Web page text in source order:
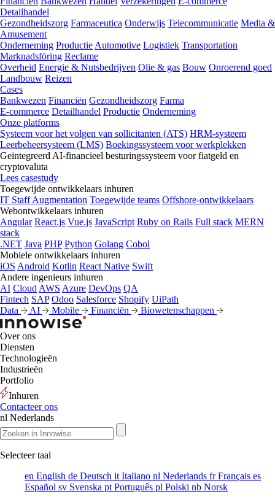
Detailhandel
Gezondheidszorg Farmaceutica Onderwijs Telecommunicatie Media &
Amusement
Onderneming Productie Automotive Logistiek Transportation
Marknadsföring Reclame
Overheid Energie & Nutsbedrijven Olie & gas Bouw Onroerend goed
Landbouw Reizen
Cases
Bankwezen Financiën Gezondheidszorg Farma
E-commerce Detailhandel Productie Onderneming
Onze platforms
Systeem voor het volgen van sollicitanten (ATS) HRM-systeem
Leerbeheersysteem (LMS) Boekingssysteem voor werkplekken
Geïntegreerd AI-financieel besturingssysteem voor fiatgeld en
cryptovaluta
Lees casestudy
Toegewijde ontwikkelaars inhuren
IT Staff Augmentation Toegewijde teams Offshore-ontwikkelaars
Webontwikkelaars inhuren
Angular React.js Vue.js JavaScript Ruby on Rails Full stack MERN
stack
.NET Java PHP Python Golang Cobol
Mobiele ontwikkelaars inhuren
iOS Android Kotlin React Native Swift
Andere ingenieurs inhuren
AI Cloud AWS Azure DevOps QA
Fintech SAP Odoo Salesforce Shopify UiPath
Data
AI Mobile Financiën Biowetenschappen
Over ons
Diensten
Technologieën
Industrieën
Portfolio
Inhuren
Contacteer ons
nl Nederlands
Selecteer taal
en English de Deutsch it Italiano nl Nederlands frFrançais es
Español sv Svenska pt Português pl Polski nb Norsk